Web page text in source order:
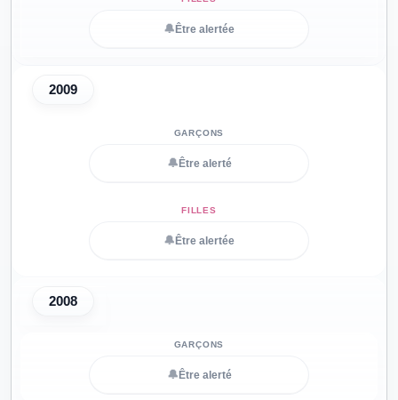
🔔 Être alertée
2009
🔔 Être alerté
🔔 Être alertée
2008
🔔 Être alerté